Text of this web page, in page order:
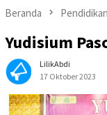
Beranda Pendidikan
Yudisium
LilikAbdi
17 Oktober 2023